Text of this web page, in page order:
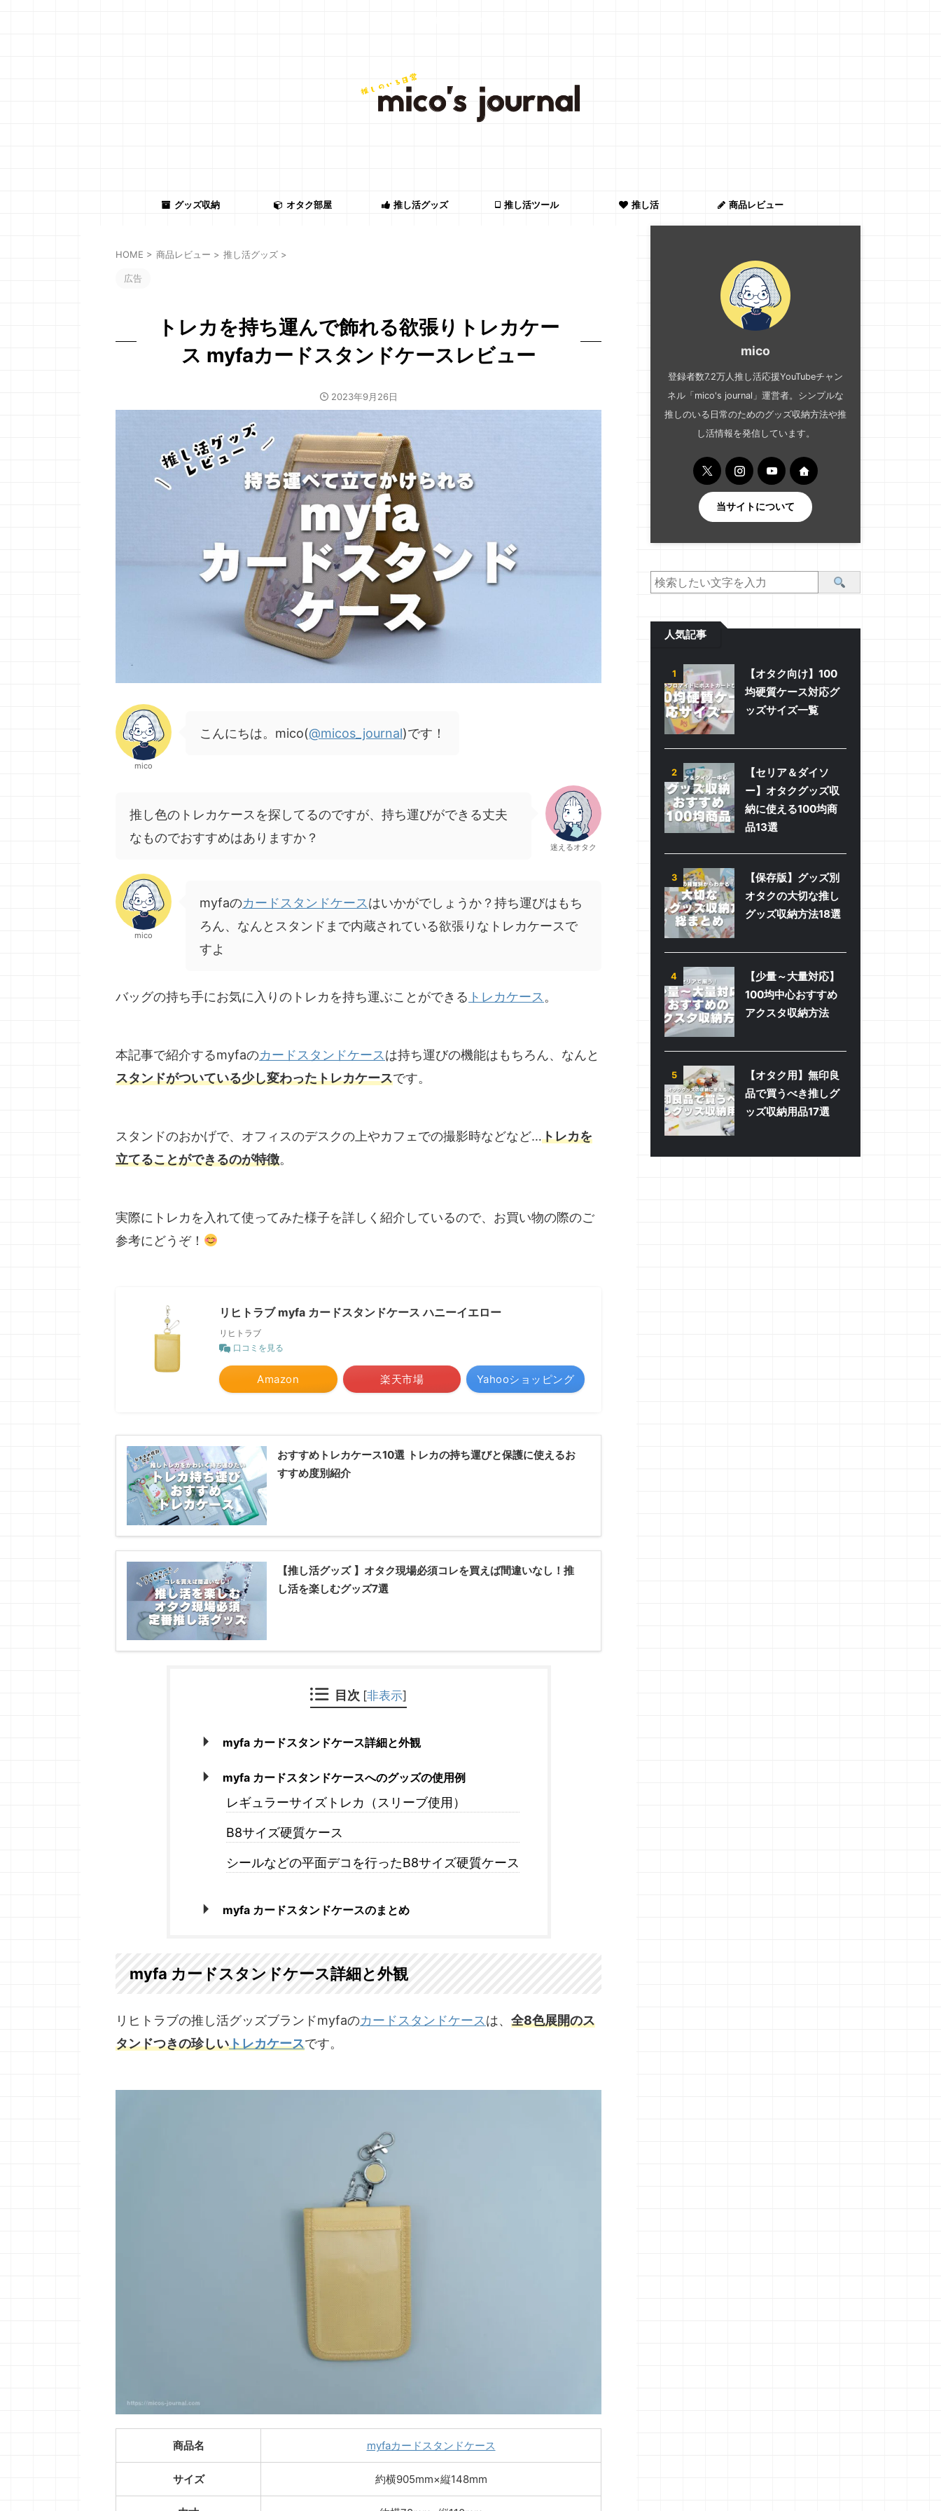
グッズ収納 オタク部屋 推し活グッズ 推し活ツール 推し活 商品レビュー
HOME > 商品レビュー > 推し活グッズ >
広告
トレカを持ち運んで飾れる欲張りトレカケー
ス myfaカードスタンドケースレビュー
2023年9月26日
mico
こんにちは。mico(@micos_journal)です！
推し色のトレカケースを探してるのですが、持ち運びができる丈夫
なものでおすすめはありますか？
迷えるオタク
mico
myfaのカードスタンドケースはいかがでしょうか？持ち運びはもち
ろん、なんとスタンドまで内蔵されている欲張りなトレカケースで
すよ
バッグの持ち手にお気に入りのトレカを持ち運ぶことができる トレカケース。
本記事で紹介するmyfaのカードスタンドケースは持ち運びの機能はもちろん、なんと
スタンドがついている少し変わったトレカケースです。
スタンドのおかげで、オフィスのデスクの上やカフェでの撮影時などなど…トレカを
立てることができるのが特徴。
実際にトレカを入れて使ってみた様子を詳しく紹介しているので、お買い物の際のご
参考にどうぞ！
リヒトラブ myfa カードスタンドケース ハニーイエロー
リヒトラブ
口コミを見る
Amazon 楽天市場 Yahooショッピング
おすすめトレカケース10選 トレカの持ち運びと保護に使えるお
すすめ度別紹介
【推し活グッズ 】オタク現場必須コレを買えば間違いなし！推
し活を楽しむグッズ7選
目次 [非表示]
myfa カードスタンドケース詳細と外観
myfa カードスタンドケースへのグッズの使用例
レギュラーサイズトレカ（スリーブ使用）
B8サイズ硬質ケース
シールなどの平面デコを行ったB8サイズ硬質ケース
myfa カードスタンドケースのまとめ
myfa カードスタンドケース詳細と外観
リヒトラブの推し活グッズブランドmyfaのカードスタンドケースは、 全8色展開のス
タンドつきの珍しいトレカケースです。
商品名 myfaカードスタンドケース
サイズ 約横905mm×縦148mm
mico
登録者数7.2万人推し活応援YouTubeチャン
ネル「mico's journal」運営者。シンプルな
推しのいる日常のためのグッズ収納方法や推
し活情報を発信しています。
当サイトについて
人気記事
1
【オタク向け】100
均硬質ケース対応グ
ッズサイズ一覧
2
【セリア＆ダイソ
ー】オタクグッズ収
納に使える100均商
品13選
3
【保存版】グッズ別
オタクの大切な推し
グッズ収納方法18選
4
【少量～大量対応】
100均中心おすすめ
アクスタ収納方法
5
【オタク用】無印良
品で買うべき推しグ
ッズ収納用品17選